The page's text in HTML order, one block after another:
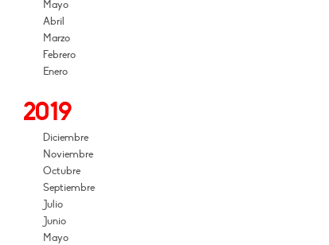
Mayo
Abril
Marzo
Febrero
Enero
2019
Diciembre
Noviembre
Octubre
Septiembre
Julio
Junio
Mayo